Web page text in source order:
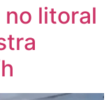
litoral